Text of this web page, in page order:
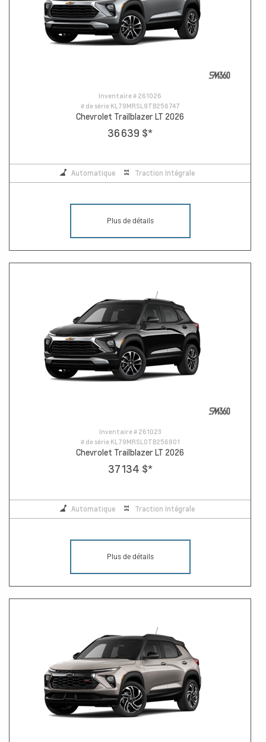
Inventaire # 261026
# de série KL79MRSL9TB256747
Chevrolet Trailblazer LT 2026
36 639 $*
Automatique Traction Intégrale
Plus de détails
Inventaire # 261023
# de série KL79MRSL0TB256801
Chevrolet Trailblazer LT 2026
37 134 $*
Automatique Traction Intégrale
Plus de détails